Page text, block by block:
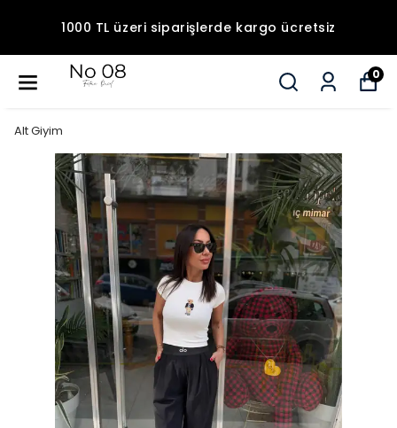
1000 TL üzeri siparişlerde kargo ücretsiz
0
Alt Giyim